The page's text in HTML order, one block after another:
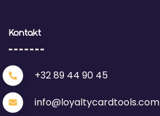
Kontakt
+32 89 44 90 45
info@loyaltycardtools.com